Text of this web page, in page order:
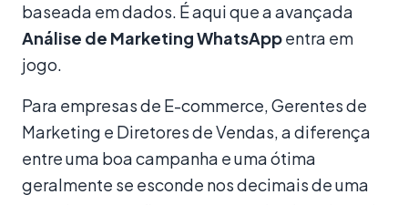
baseada em dados. É aqui que a avançada
Análise de Marketing WhatsAppentra em
jogo.
Para empresas de E-commerce, Gerentes de
Marketing e Diretores de Vendas, a diferença
entre uma boa campanha e uma ótima
geralmente se esconde nos decimais de uma